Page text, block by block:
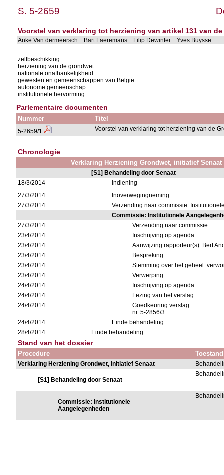
S. 5-2659
Voorstel van verklaring tot herziening van artikel 131 van
Anke Van dermeersch Bart Laeremans Filip Dewinter Yves Buysse
zelfbeschikking
herziening van de grondwet
nationale onafhankelijkheid
gewesten en gemeenschappen van België
autonome gemeenschap
institutionele hervorming
Parlementaire documenten
Nummer Titel
5-2659/1 Voorstel van verklaring tot herziening van de
Chronologie
Verklaring Herziening Grondwet, initiatief Senaat
[S1] Behandeling door Senaat
18/3/2014
Indiening
27/3/2014
Inoverwegingneming
27/3/2014
Verzending naar commissie:
Commissie: Institutionele
27/3/2014
Verzending naar commissie
23/4/2014
Inschrijving op agenda
23/4/2014
Aanwijzing rapporteur(s): Bert
23/4/2014
Bespreking
23/4/2014
Stemming over het geheel:
23/4/2014
Verwerping
24/4/2014
Inschrijving op agenda
24/4/2014
Lezing van het verslag
24/4/2014
Goedkeuring verslag
nr. 5-2856/3
24/4/2014
Einde behandeling
28/4/2014
Einde behandeling
Stand van het dossier
Procedure Toestand
Verklaring Herziening Grondwet, initiatief Senaat
[S1] Behandeling door Senaat
Commissie: Institutionele
Aangelegenheden